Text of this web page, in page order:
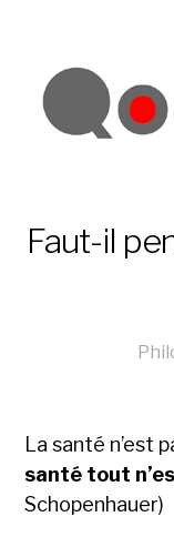
Faut-il
La santé n’est
santé tout
Schopenhauer)